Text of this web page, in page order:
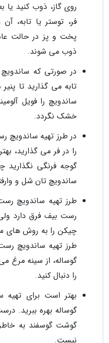
روی گاز، ذوب کنید یا
فر، توستر یا تابه،
پخت و پز در حالت
ذوب می شوند.
در صورتی که ساندویچ
تابه می گذارید تا
ساندویچ را فویل
خشک نگردد.
در طرز تهیه
را در فر می گذارید،
گوجه فرنگی
ساندویچ تان شل و
طرز تهیه ساندویچ
رست بیف فرق دارد
چیکن را به روش های
طرز تهیه ساندویچ
گوساله، از سینه مرغ می
را دنبال کنید.
بهتر است برای
گوساله بهره ببرید.
گوشت گوسفند به
نیست.